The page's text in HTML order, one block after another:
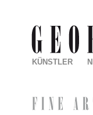
KÜNSTLER